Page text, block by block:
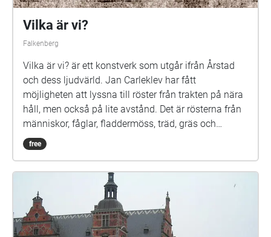
Vilka är vi?
Falkenberg
Vilka är vi? är ett konstverk som utgår ifrån Årstad
och dess ljudvärld. Jan Carleklev har fått
möjligheten att lyssna till röster från trakten på nära
håll, men också på lite avstånd. Det är rösterna från
människor, fåglar, fladdermöss, träd, gräs och
insekter. Alla har det gemensamt att de lever på
samma plats och vill bli lyssnade till. Konstverket
och skildrar genom en kollektiv ljudbild ett rikt
mönster av liv. Verkslängd: cirka 15 minuter
free